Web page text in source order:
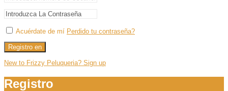
Acuérdate de mí Perdido tu contraseña?
Registro en
New to Frizzy Peluqueria? Sign up
Registro